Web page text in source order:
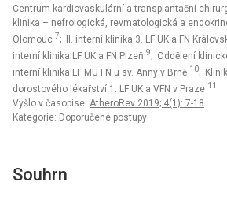
Centrum kardiovaskulární a transplantační
klinika – nefrologická, revmatologická a
Olomouc 7; II. interní klinika 3. LF UK a FN
interní klinika LF UK a FN Plzeň 9; Oddělení
interní klinika LF MU FN u sv. Anny v Brně 10;
dorostového lékařství 1. LF UK a VFN v Praze 11
Vyšlo v časopise: AtheroRev 2019; 4(1): 7-18
Kategorie: Doporučené postupy
Souhrn